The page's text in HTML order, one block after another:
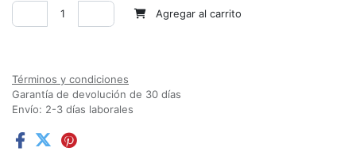
Agregar al carrito
Términos y condiciones
Garantía de devolución de 30 días
Envío: 2-3 días laborales